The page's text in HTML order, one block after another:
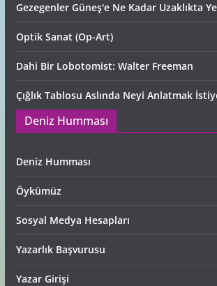
Gezegenler Güneş'e Ne Kadar Uzaklıkta
Optik Sanat (Op-Art)
Dahi Bir Lobotomist: Walter Freeman
Çığlık Tablosu Aslında Neyi Anlatmak
Deniz Humması
Deniz Humması
Öykümüz
Sosyal Medya Hesapları
Yazarlık Başvurusu
Yazar Girişi